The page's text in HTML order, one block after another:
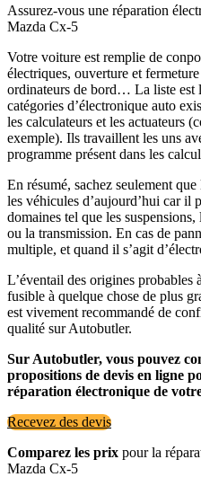
Assurez-vous une réparation
Mazda Cx-5
Votre voiture est remplie de
électriques, ouverture et
ordinateurs de bord… La liste est
catégories d’électronique auto
les calculateurs et les actuateurs
exemple). Ils travaillent les uns
programme présent dans les
En résumé, sachez seulement
les véhicules d’aujourd’hui car il
domaines tel que les
ou la transmission. En cas de
multiple, et quand il s’agit
L’éventail des origines probables
fusible à quelque chose de plus
est vivement recommandé de
qualité sur Autobutler.
Sur Autobutler, vous pouvez
propositions de devis en ligne
réparation électronique de
Recevez des devis
Comparez les prix pour la
Mazda Cx-5